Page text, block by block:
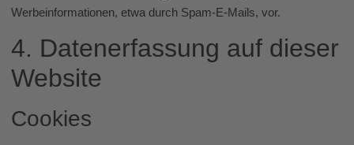
Werbeinformationen, etwa durch Spam-E-Mails, vor.
4. Datenerfassung auf dieser
Website
Cookies